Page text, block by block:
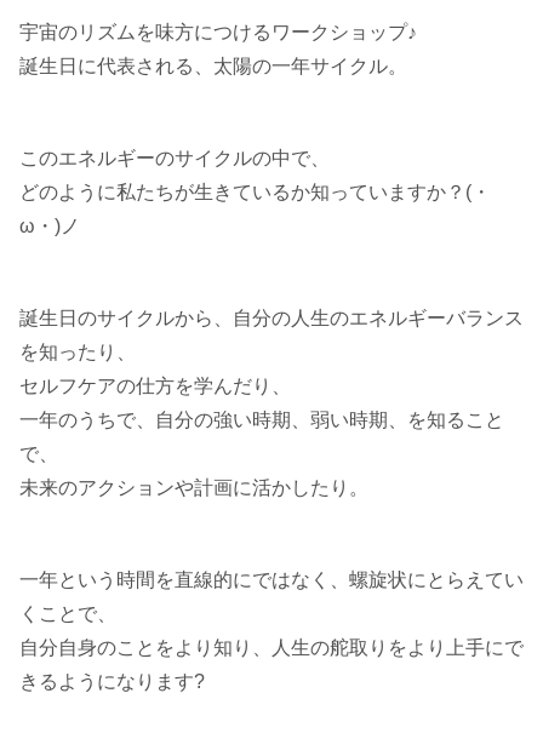
宇宙のリズムを味方につけるワークショップ♪
誕生日に代表される、太陽の一年サイクル。
このエネルギーのサイクルの中で、
どのように私たちが生きているか知っていますか？(・
ω・)ノ
誕生日のサイクルから、自分の人生のエネルギーバランス
を知ったり、
セルフケアの仕方を学んだり、
一年のうちで、自分の強い時期、弱い時期、を知ること
で、
未来のアクションや計画に活かしたり。
一年という時間を直線的にではなく、螺旋状にとらえてい
くことで、
自分自身のことをより知り、人生の舵取りをより上手にで
きるようになります?